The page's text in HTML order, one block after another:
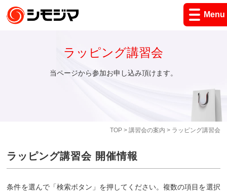
Menu
TOP> 講習会の案内 > ラッピング講習会
ラッピング講習会
当ページから参加お申し込み頂けます。
ラッピング講習会 開催情報
条件を選んで「検索ボタン」を押してください。複数の項目を選択